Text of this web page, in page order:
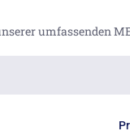
umfassenden